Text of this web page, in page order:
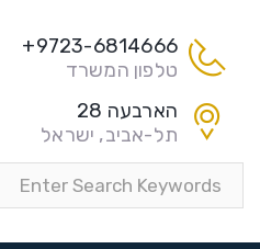
9723-6814666+
טלפון המשרד
הארבעה 28
תל-אביב, ישראל